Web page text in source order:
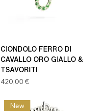
CIONDOLO FERRO DI
CAVALLO ORO GIALLO &
TSAVORITI
Prezzo
420,00 €
New